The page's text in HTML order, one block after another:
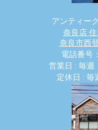
アンティー
奈良店
奈良市西
電話番
営業日 : 毎
定休日 :